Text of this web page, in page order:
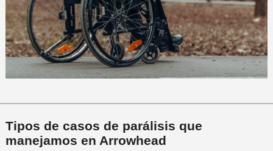
Tipos de casos de parálisis que
manejamos en Arrowhead